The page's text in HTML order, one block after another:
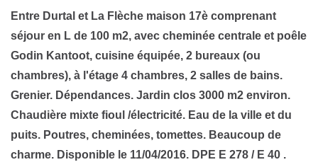
Entre Durtal et La Flèche maison 17è comprenant
séjour en L de 100 m2, avec cheminée centrale et poêle
Godin Kantoot, cuisine équipée, 2 bureaux (ou
chambres), à l'étage 4 chambres, 2 salles de bains.
Grenier. Dépendances. Jardin clos 3000 m2 environ.
Chaudière mixte fioul /électricité. Eau de la ville et du
puits. Poutres, cheminées, tomettes. Beaucoup de
charme. Disponible le 11/04/2016. DPE E 278 / E 40 .